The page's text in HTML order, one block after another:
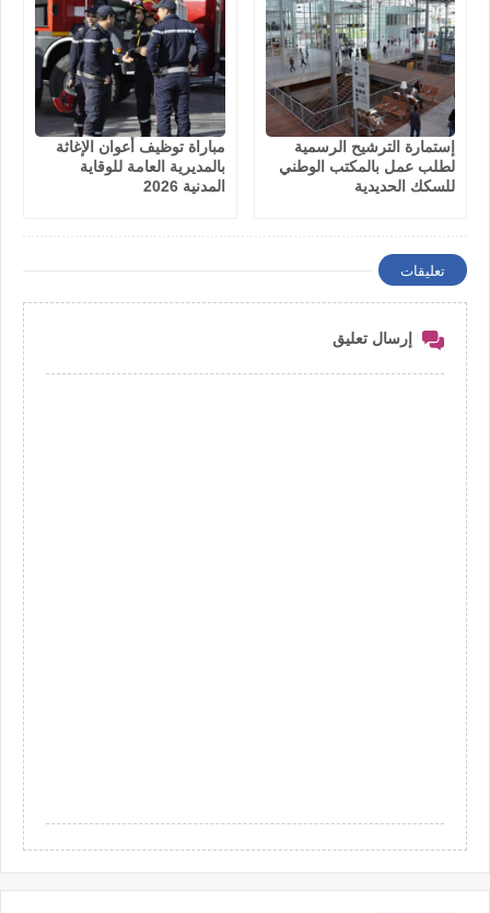
إستمارة الترشيح الرسمية
لطلب عمل بالمكتب الوطني
للسكك الحديدية
مباراة توظيف أعوان الإغاثة
بالمديرية العامة للوقاية
المدنية 2026
تعليقات
إرسال تعليق